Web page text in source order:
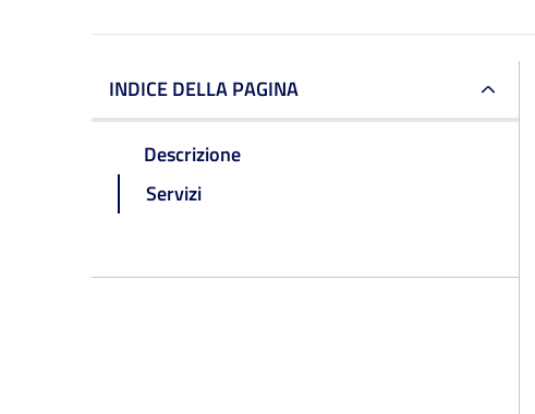
INDICE DELLA PAGINA
Descrizione
Servizi